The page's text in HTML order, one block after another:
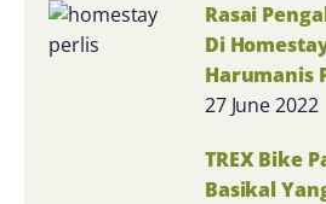
Rasai
Di
Harumanis
27 June 2022
TREX Bike
Basikal